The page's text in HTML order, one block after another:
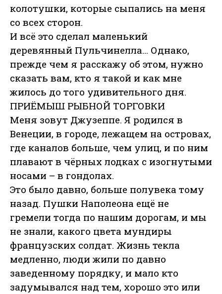
колотушки, которые сыпались на меня
со всех сторон.
И всё это сделал маленький
деревянный Пульчинелла… Однако,
прежде чем я расскажу об этом, нужно
сказать вам, кто я такой и как мне
жилось до того удивительного дня.
ПРИЁМЫШ РЫБНОЙ ТОРГОВКИ
Меня зовут Джузеппе. Я родился в
Венеции, в городе, лежащем на островах,
где каналов больше, чем улиц, и по ним
плавают в чёрных лодках с изогнутыми
носами – в гондолах.
Это было давно, больше полувека тому
назад. Пушки Наполеона ещё не
гремели тогда по нашим дорогам, и мы
не знали, какого цвета мундиры
французских солдат. Жизнь текла
медленно, люди жили по давно
заведенному порядку, и мало кто
задумывался над тем, хорошо это или